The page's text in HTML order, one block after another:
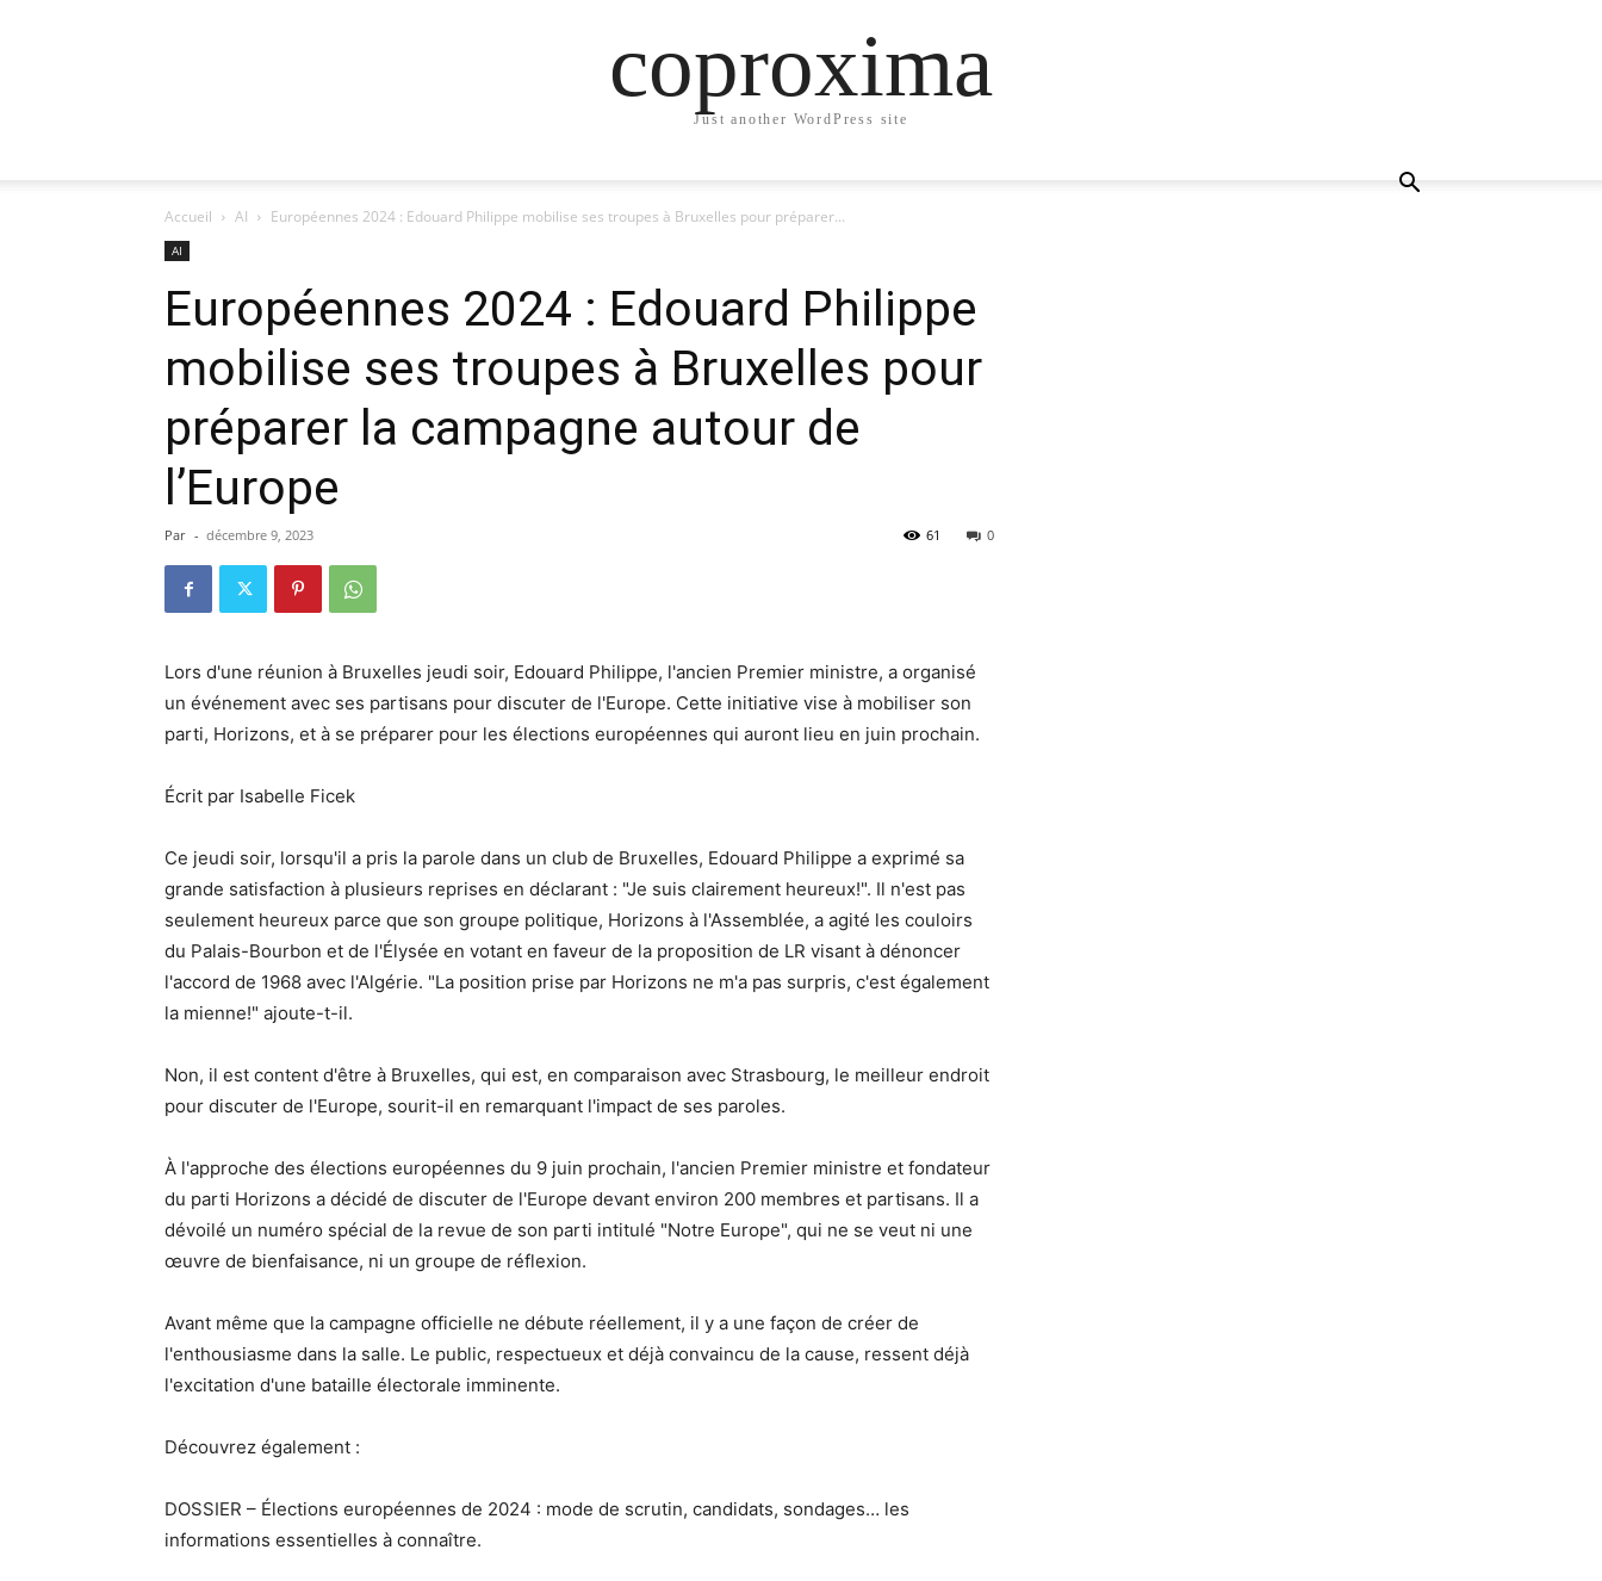
coproxima
Just another WordPress site
Accueil AI Européennes 2024 : Edouard Philippe mobilise ses troupes à Bruxelles pour préparer...
AI
Européennes 2024 : Edouard Philippe
mobilise ses troupes à Bruxelles pour
préparer la campagne autour de
l’Europe
Par - décembre 9, 2023 0
61
Lors d'une réunion à Bruxelles jeudi soir, Edouard Philippe, l'ancien Premier ministre, a organisé
un événement avec ses partisans pour discuter de l'Europe. Cette initiative vise à mobiliser son
parti, Horizons, et à se préparer pour les élections européennes qui auront lieu en juin prochain.
Écrit par Isabelle Ficek
Ce jeudi soir, lorsqu'il a pris la parole dans un club de Bruxelles, Edouard Philippe a exprimé sa
grande satisfaction à plusieurs reprises en déclarant : "Je suis clairement heureux!". Il n'est pas
seulement heureux parce que son groupe politique, Horizons à l'Assemblée, a agité les couloirs
du Palais-Bourbon et de l'Élysée en votant en faveur de la proposition de LR visant à dénoncer
l'accord de 1968 avec l'Algérie. "La position prise par Horizons ne m'a pas surpris, c'est également
la mienne!" ajoute-t-il.
Non, il est content d'être à Bruxelles, qui est, en comparaison avec Strasbourg, le meilleur endroit
pour discuter de l'Europe, sourit-il en remarquant l'impact de ses paroles.
À l'approche des élections européennes du 9 juin prochain, l'ancien Premier ministre et fondateur
du parti Horizons a décidé de discuter de l'Europe devant environ 200 membres et partisans. Il a
dévoilé un numéro spécial de la revue de son parti intitulé "Notre Europe", qui ne se veut ni une
œuvre de bienfaisance, ni un groupe de réflexion.
Avant même que la campagne officielle ne débute réellement, il y a une façon de créer de
l'enthousiasme dans la salle. Le public, respectueux et déjà convaincu de la cause, ressent déjà
l'excitation d'une bataille électorale imminente.
Découvrez également :
DOSSIER – Élections européennes de 2024 : mode de scrutin, candidats, sondages… les
informations essentielles à connaître.